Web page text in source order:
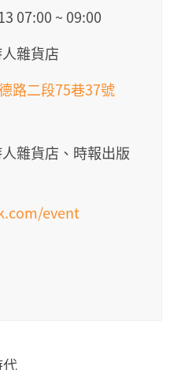
07:00 ~ 09:00
雜貨店
路二段75巷37號
雜貨店、時報出版
event